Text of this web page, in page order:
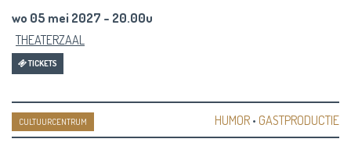
wo 05 mei 2027 - 20.00u
THEATERZAAL
TICKETS
CULTUURCENTRUM HUMOR• GASTPRODUCTIE